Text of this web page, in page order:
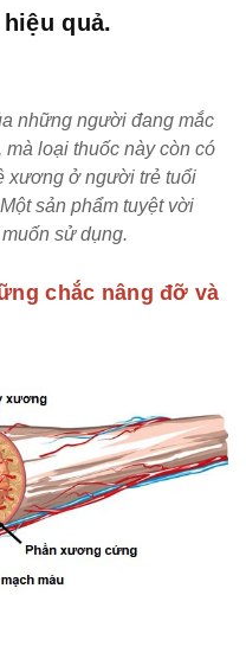
quả.
những người đang mắc
loại thuốc này còn có
xương ở người trẻ tuổi
sản phẩm tuyệt vời
sử dụng.
chắc nâng đỡ và